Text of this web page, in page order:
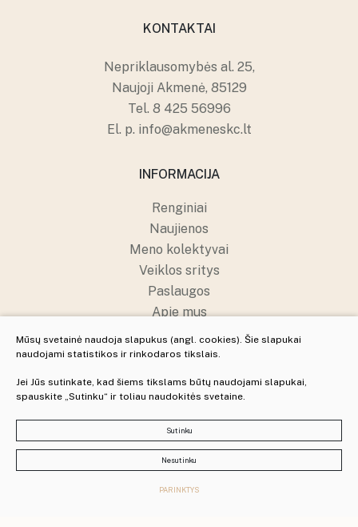
KONTAKTAI
Nepriklausomybės al. 25,
Naujoji Akmenė, 85129
Tel. 8 425 56996
El. p. info@akmeneskc.lt
INFORMACIJA
Renginiai
Naujienos
Meno kolektyvai
Veiklos sritys
Paslaugos
Apie mus
Struktūra ir kontaktai
Pranešėjų apsauga
Slapukų parinktys
Duomenų apsauga
Sukurta:
TEXUS
Mūsų svetainė naudoja slapukus (angl. cookies). Šie slapukai
naudojami statistikos ir rinkodaros tikslais.
Jei Jūs sutinkate, kad šiems tikslams būtų naudojami slapukai,
spauskite „Sutinku“ ir toliau naudokitės svetaine.
Sutinku
Nesutinku
PARINKTYS